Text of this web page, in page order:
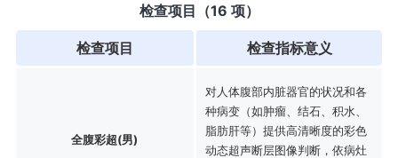
检查项目（16 项）
检查项目 检查指标意义
全腹彩超(男)
对人体腹部内脏器官的状况和各
种病变（如肿瘤、结石、积水、
脂肪肝等）提供高清晰度的彩色
动态超声断层图像判断，依病灶